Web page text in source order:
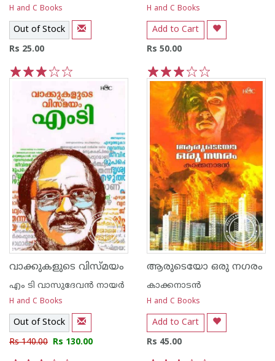
H and C Books
Out of Stock
Rs 25.00
H and C Books
Add to Cart
Rs 50.00
5
4
3
2
1
വാക്കുകളുടെ വിസ്മയം
എം ടി വാസുദേവന്‍ നായര്‍
H and C Books
Out of Stock
Rs 140.00 Rs 130.00
ആരുടെയോ ഒരു നഗരം
കാക്കനാടന്‍
H and C Books
Add to Cart
Rs 45.00